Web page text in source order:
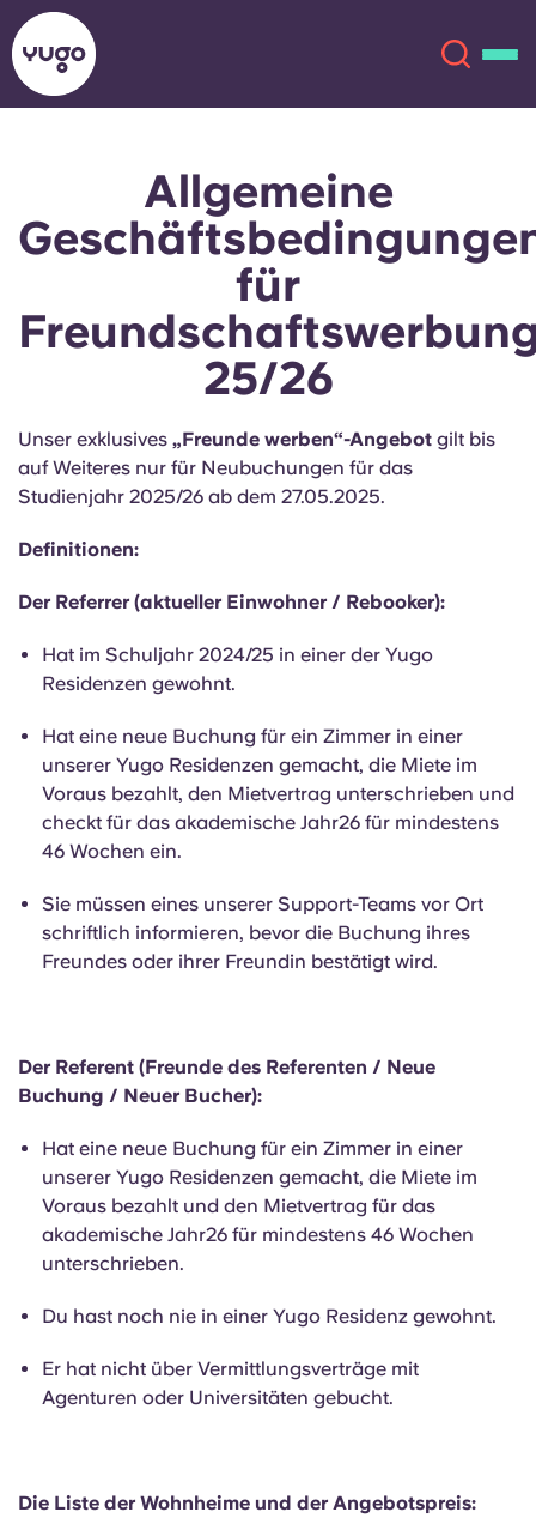
Standorte
Mehr
Konto Sprache
English (US)
Chinese
Español
Català
Italian
Portuguese
Wähle ein Land aus
Wähle eine Stadt aus
Wähle eine Unterkunft aus
English (GB)
English (US)
Chinese
Català Deutsch
Italian French
Allgemeine
für
25/26
Unser exklusives „Freunde werben“-Angebot gilt bis
auf Weiteres nur für Neubuchungen für das
Studienjahr 2025/26 ab dem 27.05.2025.
Definitionen:
Der Referrer (aktueller Einwohner / Rebooker):
Hat im Schuljahr 2024/25 in einer der Yugo
Residenzen gewohnt.
Hat eine neue Buchung für ein Zimmer in einer
unserer Yugo Residenzen gemacht, die Miete im
Voraus bezahlt, den Mietvertrag unterschrieben und
checkt für das akademische Jahr26 für mindestens
46 Wochen ein.
Sie müssen eines unserer Support-Teams vor Ort
schriftlich informieren, bevor die Buchung ihres
Freundes oder ihrer Freundin bestätigt wird.
Der Referent (Freunde des Referenten / Neue
Buchung / Neuer Bucher):
Hat eine neue Buchung für ein Zimmer in einer
unserer Yugo Residenzen gemacht, die Miete im
Voraus bezahlt und den Mietvertrag für das
akademische Jahr26 für mindestens 46 Wochen
unterschrieben.
Du hast noch nie in einer Yugo Residenz gewohnt.
Er hat nicht über Vermittlungsverträge mit
Agenturen oder Universitäten gebucht.
Die Liste der Wohnheime und der Angebotspreis: